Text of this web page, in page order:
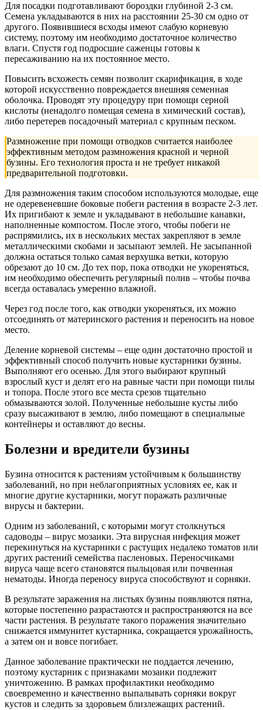
Для посадки подготавливают бороздки глубиной 2-3 см.
Семена укладываются в них на расстоянии 25-30 см одно от
другого. Появившиеся всходы имеют слабую корневую
систему, поэтому им необходимо достаточное количество
влаги. Спустя год подросшие саженцы готовы к
пересаживанию на их постоянное место.
Повысить всхожесть семян позволит скарификация, в ходе
которой искусственно повреждается внешняя семенная
оболочка. Проводят эту процедуру при помощи серной
кислоты (ненадолго помещая семена в химический состав),
либо перетерев посадочный материал с крупным песком.
Размножение при помощи отводков считается наиболее
эффективным методом размножения красной и черной
бузины. Его технология проста и не требует никакой
предварительной подготовки.
Для размножения таким способом используются молодые, еще
не одеревеневшие боковые побеги растения в возрасте 2-3 лет.
Их пригибают к земле и укладывают в небольшие канавки,
наполненные компостом. После этого, чтобы побеги не
распрямились, их в нескольких местах закрепляют в земле
металлическими скобами и засыпают землей. Не засыпанной
должна остаться только самая верхушка ветки, которую
обрезают до 10 см. До тех пор, пока отводки не укореняться,
им необходимо обеспечить регулярный полив – чтобы почва
всегда оставалась умеренно влажной.
Через год после того, как отводки укореняться, их можно
отсоединять от материнского растения и переносить на новое
место.
Деление корневой системы – еще один достаточно простой и
эффективный способ получить новые кустарники бузины.
Выполняют его осенью. Для этого выбирают крупный
взрослый куст и делят его на равные части при помощи пилы
и топора. После этого все места срезов тщательно
обмазываются золой. Полученные небольшие кусты либо
сразу высаживают в землю, либо помещают в специальные
контейнеры и оставляют до весны.
Болезни и вредители бузины
Бузина относится к растениям устойчивым к большинству
заболеваний, но при неблагоприятных условиях ее, как и
многие другие кустарники, могут поражать различные
вирусы и бактерии.
Одним из заболеваний, с которыми могут столкнуться
садоводы – вирус мозаики. Эта вирусная инфекция может
перекинуться на кустарники с растущих недалеко томатов или
других растений семейства пасленовых. Переносчиками
вируса чаще всего становятся пыльцовая или почвенная
нематоды. Иногда переносу вируса способствуют и сорняки.
В результате заражения на листьях бузины появляются пятна,
которые постепенно разрастаются и распространяются на все
части растения. В результате такого поражения значительно
снижается иммунитет кустарника, сокращается урожайность,
а затем он и вовсе погибает.
Данное заболевание практически не поддается лечению,
поэтому кустарник с признаками мозаики подлежит
уничтожению. В рамках профилактики необходимо
своевременно и качественно выпалывать сорняки вокруг
кустов и следить за здоровьем близлежащих растений.